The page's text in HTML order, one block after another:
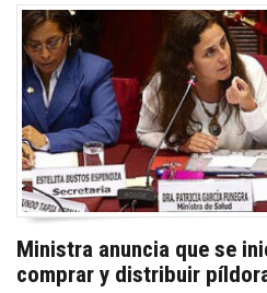
Ministra anuncia que se
comprar y distribuir